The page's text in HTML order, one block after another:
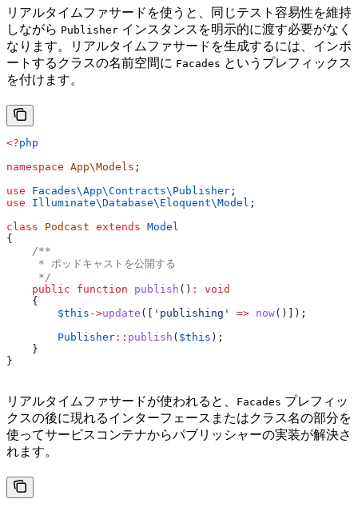
リアルタイムファサードを使うと、同じテスト容易性を維持
しながら Publisher インスタンスを明示的に渡す必要がなく
なります。リアルタイムファサードを生成するには、インポ
ートするクラスの名前空間に Facades というプレフィックス
を付けます。
<?php
namespace App\Models ;
use Facades\App\Contracts\ Publisher ;
use Illuminate\Database\Eloquent\Model ;
class Podcast extends Model
{
    /**
     * ポッドキャストを公開する
     */
    public
function publish () :
void
    {
        $this
->update ([ 'publishing' => now()]);
        Publisher
:: publish ( $this );
    }
}
リアルタイムファサードが使われると、 Facades プレフィッ
クスの後に現れるインターフェースまたはクラス名の部分を
使ってサービスコンテナからパブリッシャーの実装が解決さ
れます。